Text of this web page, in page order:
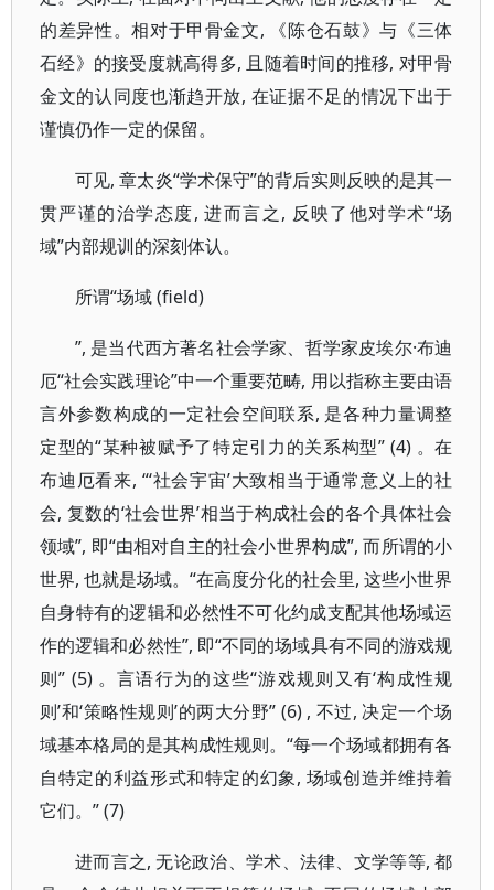
的差异性。相对于甲骨金文, 《陈仓石鼓》与《三体
石经》的接受度就高得多, 且随着时间的推移, 对甲骨
金文的认同度也渐趋开放, 在证据不足的情况下出于
谨慎仍作一定的保留。
可见, 章太炎“学术保守”的背后实则反映的是其一
贯严谨的治学态度, 进而言之, 反映了他对学术“场
域”内部规训的深刻体认。
所谓“场域 (field)
”, 是当代西方著名社会学家、哲学家皮埃尔·布迪
厄“社会实践理论”中一个重要范畴, 用以指称主要由语
言外参数构成的一定社会空间联系, 是各种力量调整
定型的“某种被赋予了特定引力的关系构型” (4) 。在
布迪厄看来, “‘社会宇宙’大致相当于通常意义上的社
会, 复数的‘社会世界’相当于构成社会的各个具体社会
领域”, 即“由相对自主的社会小世界构成”, 而所谓的小
世界, 也就是场域。“在高度分化的社会里, 这些小世界
自身特有的逻辑和必然性不可化约成支配其他场域运
作的逻辑和必然性”, 即“不同的场域具有不同的游戏规
则” (5) 。言语行为的这些“游戏规则又有‘构成性规
则’和‘策略性规则’的两大分野” (6) , 不过, 决定一个场
域基本格局的是其构成性规则。“每一个场域都拥有各
自特定的利益形式和特定的幻象, 场域创造并维持着
它们。” (7)
进而言之, 无论政治、学术、法律、文学等等, 都